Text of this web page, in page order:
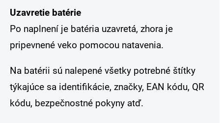
Uzavretie batérie
Po naplnení je batéria uzavretá, zhora je
pripevnené veko pomocou natavenia.
Na batérii sú nalepené všetky potrebné štítky
týkajúce sa identifikácie, značky, EAN kódu, QR
kódu, bezpečnostné pokyny atď.